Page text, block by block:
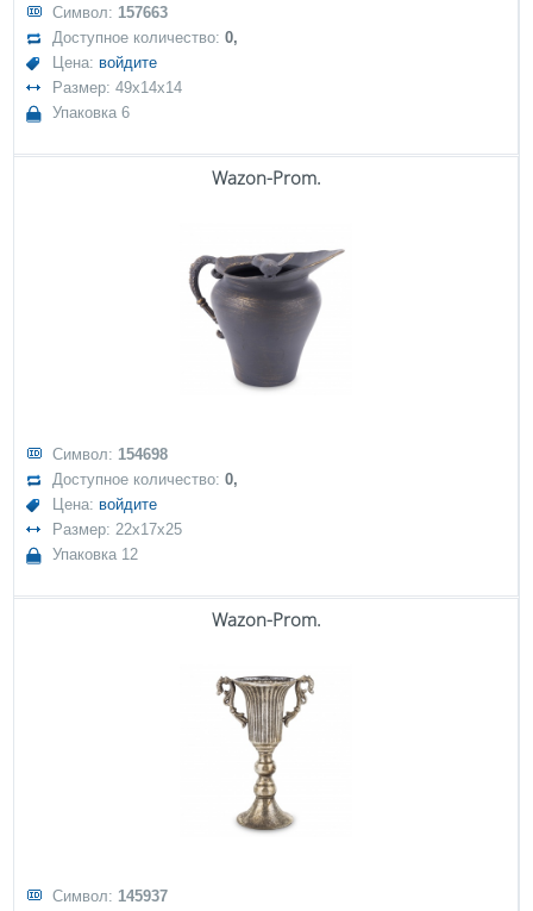
Символ: 157663
Доступное количество:0,
Цена: войдите
Размер: 49x14x14
Упаковка 6
Wazon-Prom.
Символ: 154698
Доступное количество:0,
Цена: войдите
Размер: 22x17x25
Упаковка 12
Wazon-Prom.
Символ: 145937